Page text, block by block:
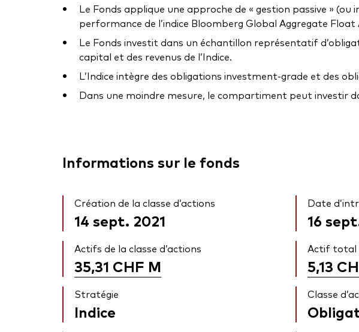
Le Fonds applique une approche de « gestion passive » (ou
performance de l’indice Bloomberg Global Aggregate Float
Le Fonds investit dans un échantillon représentatif
capital et des revenus de l’Indice.
L’Indice intègre des obligations investment-grade et des
Dans une moindre mesure, le compartiment peut investir
Informations sur le fonds
Création de la classe d’actions
14 sept. 2021
Date
16
Actifs de la classe d’actions
35,31 CHF M
Actif total
5,13
Stratégie
Indice
Classe